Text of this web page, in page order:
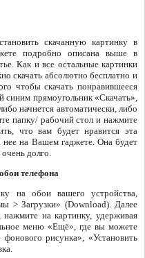
скачанную картинку в
подробно описана выше в
Как и все остальные картинки
скачать абсолютно бесплатно и
чтобы скачать понравившееся
синим прямоугольник «Скачать»,
начнется автоматически, либо
папку/ рабочий стол и нажмите
что вам будет нравится эта
нее на Вашем гаджете. Она будет
долго.
телефона
на обои вашего устройства,
> Загрузки» (Download). Далее
на картинку, удерживая
меню «Ещё», где вы можете
рисунка», «Установить